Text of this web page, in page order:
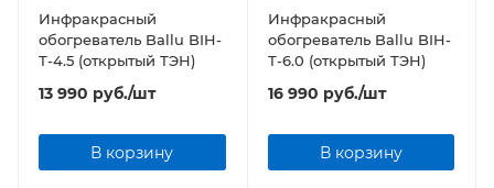
Инфракрасный
обогреватель Ballu BIH-
Т-4.5 (открытый ТЭН)
13 990 руб./шт
В корзину
Инфракрасный
обогреватель Ballu BIH-
Т-6.0 (открытый ТЭН)
16 990 руб./шт
В корзину